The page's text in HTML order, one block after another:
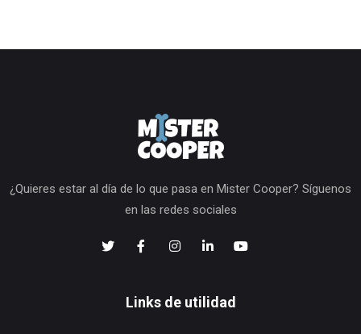
¿Quieres estar al día de lo que pasa en Mister Cooper? Síguenos
en las redes sociales
Links de utilidad